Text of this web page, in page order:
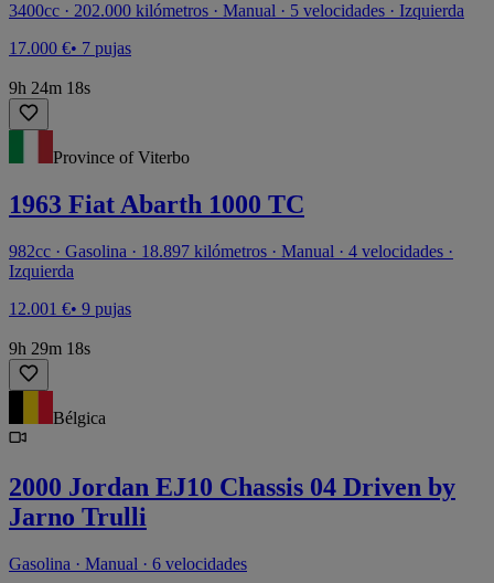
3400cc · 202.000 kilómetros · Manual · 5 velocidades · Izquierda
17.000 €• 7 pujas
9h 24m 18s
Province of Viterbo
1963 Fiat Abarth 1000 TC
982cc · Gasolina · 18.897 kilómetros · Manual · 4 velocidades ·
Izquierda
12.001 €• 9 pujas
9h 29m 18s
Bélgica
2000 Jordan EJ10 Chassis 04 Driven by
Jarno Trulli
Gasolina · Manual · 6 velocidades